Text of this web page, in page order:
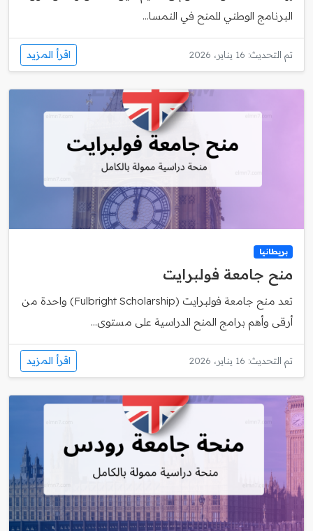
البرنامج الوطني للمنح في النمسا...
تم التحديث: 16 يناير، 2026 اقرأ المزيد
بريطانيا
منح جامعة فولبرايت
تعد منح جامعة فولبرايت (Fulbright Scholarship) واحدة من
أرقى وأهم برامج المنح الدراسية على مستوى...
تم التحديث: 16 يناير، 2026 اقرأ المزيد